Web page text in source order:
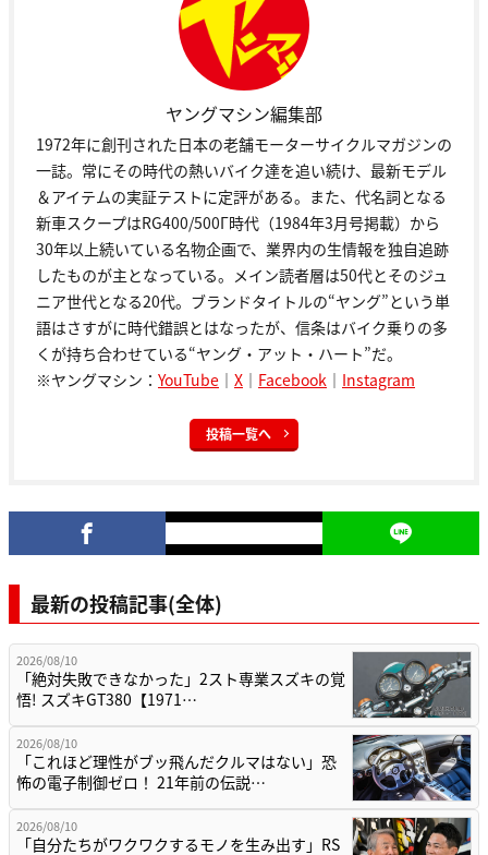
ヤングマシン編集部
1972年に創刊された日本の老舗モーターサイクルマガジンの
一誌。常にその時代の熱いバイク達を追い続け、最新モデル
＆アイテムの実証テストに定評がある。また、代名詞となる
新車スクープはRG400/500Γ時代（1984年3月号掲載）から
30年以上続いている名物企画で、業界内の生情報を独自追跡
したものが主となっている。メイン読者層は50代とそのジュ
ニア世代となる20代。ブランドタイトルの“ヤング”という単
語はさすがに時代錯誤とはなったが、信条はバイク乗りの多
くが持ち合わせている“ヤング・アット・ハート”だ。
※ヤングマシン： YouTube ｜ X ｜ Facebook ｜ Instagram
投稿一覧へ
最新の投稿記事(全体)
2026/08/10
「絶対失敗できなかった」2スト専業スズキの覚
悟! スズキGT380【1971…
2026/08/10
「これほど理性がブッ飛んだクルマはない」恐
怖の電子制御ゼロ！ 21年前の伝説…
2026/08/10
「自分たちがワクワクするモノを生み出す」RS